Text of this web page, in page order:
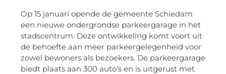
Op 15 januari opende de gemeente Schiedam
een nieuwe ondergrondse parkeergarage in het
stadscentrum. Deze ontwikkeling komt voort uit
de behoefte aan meer parkeergelegenheid voor
zowel bewoners als bezoekers. De parkeergarage
biedt plaats aan 300 auto’s en is uitgerust met